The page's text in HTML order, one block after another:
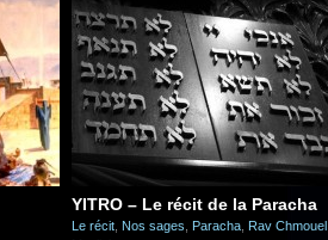
YITRO – Le récit de la Paracha
Le récit Nos sages Paracha Rav Chmouel